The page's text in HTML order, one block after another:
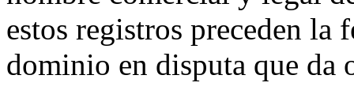
estos registros preceden la
dominio en disputa que da